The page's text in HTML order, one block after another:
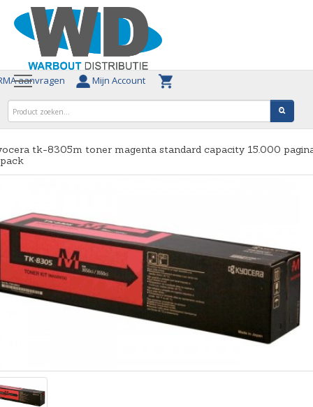
aanvragen Mijn Account
tk-8305m toner magenta standard capacity 15.000